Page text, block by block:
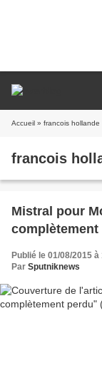
Accueil » francois hollande
francois
Mistral pour
Publié le 01/08/2015 à
Par Sputniknews